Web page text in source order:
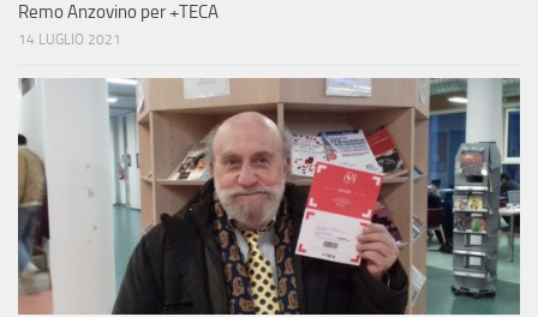
Remo Anzovino per +TECA
14 LUGLIO 2021